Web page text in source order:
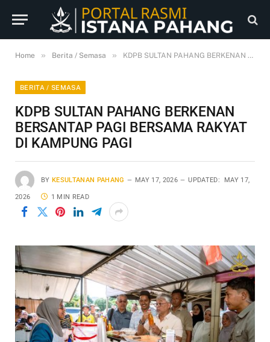
Home » Berita / Semasa » KDPB SULTAN PAHANG BERKENAN BERSANTAP PAGI BERSAMA RAKYAT DI KAMPUNG PAGI
BERITA / SEMASA
KDPB SULTAN PAHANG BERKENAN
BERSANTAP PAGI BERSAMA RAKYAT
DI KAMPUNG PAGI
BY KESULTANAN PAHANG MAY 17, 2026 UPDATED: MAY 17,
2026 1 MIN READ